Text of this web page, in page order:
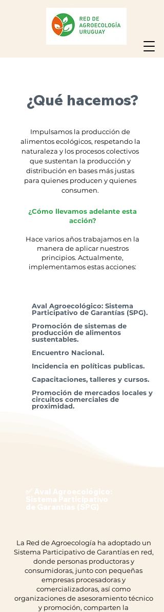
¿Qué hacemos?
Impulsamos la producción de
alimentos ecológicos, respetando la
naturaleza y los procesos colectivos
que sustentan la producción y
distribución en bases más justas
para quienes producen y quienes
consumen.
¿Cómo llevamos adelante esta
acción?
Hace varios años trabajamos en la
manera de aplicar nuestros
principios. Actualmente,
implementamos estas acciones:
Aval Agroecológico: Sistema
Participativo de Garantías (SPG).
Promoción de sistemas de
producción de alimentos
sustentables.
Encuentro Nacional.
Incidencia en políticas publicas.
Capacitaciones, talleres y cursos.
Promoción de mercados locales y
circuitos comerciales de
proximidad.
✅ Aval Agroecológico:
Sistema Participativo
de Garantías (SPG)
La Red de Agroecología ha adoptado un
Sistema Participativo de Garantías en red,
donde personas productoras y
consumidoras, junto con pequeñas
empresas procesadoras y
comercializadoras, así como
organizaciones de asesoramiento técnico
y promoción, comparten la